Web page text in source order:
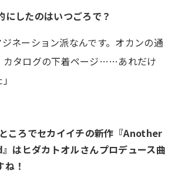
にしたのはいつごろで？
ジネーション派なんです。オカンの通
カタログの下着ページ……あれだけ
ころでセカイイチの新作『Another
はヒダカトオルさんプロデュース曲
！